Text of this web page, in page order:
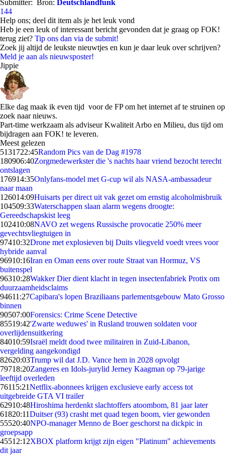
Submitter: Bron: Deutschlandfunk
144
Help ons; deel dit item als je het leuk vond
Heb je een leuk of interessant bericht gevonden dat je graag op FOK!
terug ziet? Tip ons dan via de submit!
Zoek jij altijd de leukste nieuwtjes en kun je daar leuk over schrijven?
Meld je aan als nieuwsposter!
Jippie
Elke dag maak ik even tijd voor de FP om het internet af te struinen op
zoek naar nieuws.
Part-time werkzaam als adviseur Kwaliteit Arbo en Milieu, dus tijd om
bijdragen aan FOK! te leveren.
Meest gelezen
5131722:45Random Pics van de Dag #1978
180906:40Zorgmedewerkster die 's nachts haar vriend bezocht terecht
ontslagen
176914:35Onlyfans-model met G-cup wil als NASA-ambassadeur
naar maan
126014:09Huisarts per direct uit vak gezet om ernstig alcoholmisbruik
104509:33Waterschappen slaan alarm wegens droogte:
Gereedschapskist leeg
102410:08NAVO zet wegens Russische provocatie 250% meer
gevechtsvliegtuigen in
97410:32Drone met explosieven bij Duits vliegveld voedt vrees voor
hybride aanval
96910:16Iran en Oman eens over route Straat van Hormuz, VS
buitenspel
96310:28Wakker Dier dient klacht in tegen insectenfabriek Protix om
duurzaamheidsclaims
94611:27Capibara's lopen Braziliaans parlementsgebouw Mato Grosso
binnen
90507:00Forensics: Crime Scene Detective
85519:42'Zwarte weduwes' in Rusland trouwen soldaten voor
overlijdensuitkering
84010:59Israël meldt dood twee militairen in Zuid-Libanon,
vergelding aangekondigd
82620:03Trump wil dat J.D. Vance hem in 2028 opvolgt
79718:20Zangeres en Idols-jurylid Jerney Kaagman op 79-jarige
leeftijd overleden
76115:21Netflix-abonnees krijgen exclusieve early access tot
uitgebreide GTA VI trailer
62910:48Hiroshima herdenkt slachtoffers atoombom, 81 jaar later
61820:11Duitser (93) crasht met quad tegen boom, vier gewonden
55520:40NPO-manager Menno de Boer geschorst na dickpic in
groepsapp
45512:12XBOX platform krijgt zijn eigen "Platinum" achievements
dit jaar